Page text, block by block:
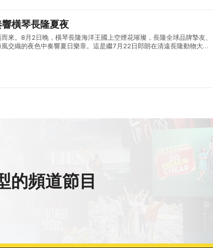
橫琴長隆夏夜
來。8月2日晚，橫琴長隆海洋王國上空煙花璀璨，長隆全球品牌摯友、
交織的夜色中奏響夏日樂章。這是繼7月22日郎朗在清遠長隆動物大越
的頻道節目